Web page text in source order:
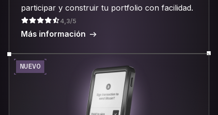
participar y construir tu portfolio con facilidad.
4,3/5
Más información
NUEVO